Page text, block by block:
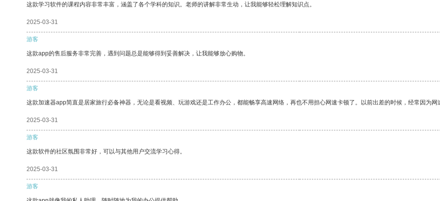
这款学习软件的课程内容非常丰富，涵盖了各个学科的知识。老师的讲解非常生动，让我能够轻松理解知识点。
2025-03-31
游客
这款app的售后服务非常完善，遇到问题总是能够得到妥善解决，让我能够放心购物。
2025-03-31
游客
这款加速器app简直是居家旅行必备神器，无论是看视频、玩游戏还是工作办公，都能畅享高速网络，再也不用担心网速卡顿了。以前出差的时候，经常因为
2025-03-31
游客
这款软件的社区氛围非常好，可以与其他用户交流学习心得。
2025-03-31
游客